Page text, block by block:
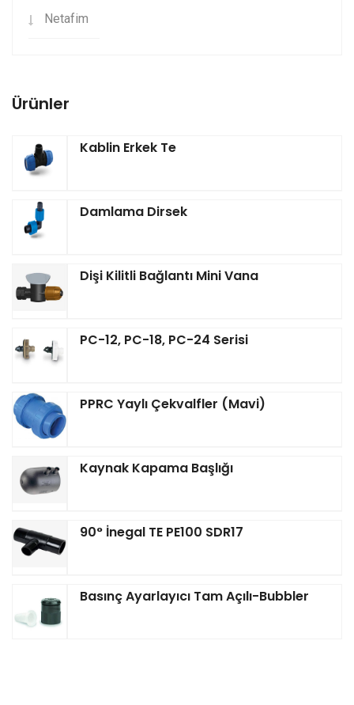
Netafim
Ürünler
Kablin Erkek Te
Damlama Dirsek
Dişi Kilitli Bağlantı Mini Vana
PC-12, PC-18, PC-24 Serisi
PPRC Yaylı Çekvalfler (Mavi)
Kaynak Kapama Başlığı
90° İnegal TE PE100 SDR17
Basınç Ayarlayıcı Tam Açılı-Bubbler